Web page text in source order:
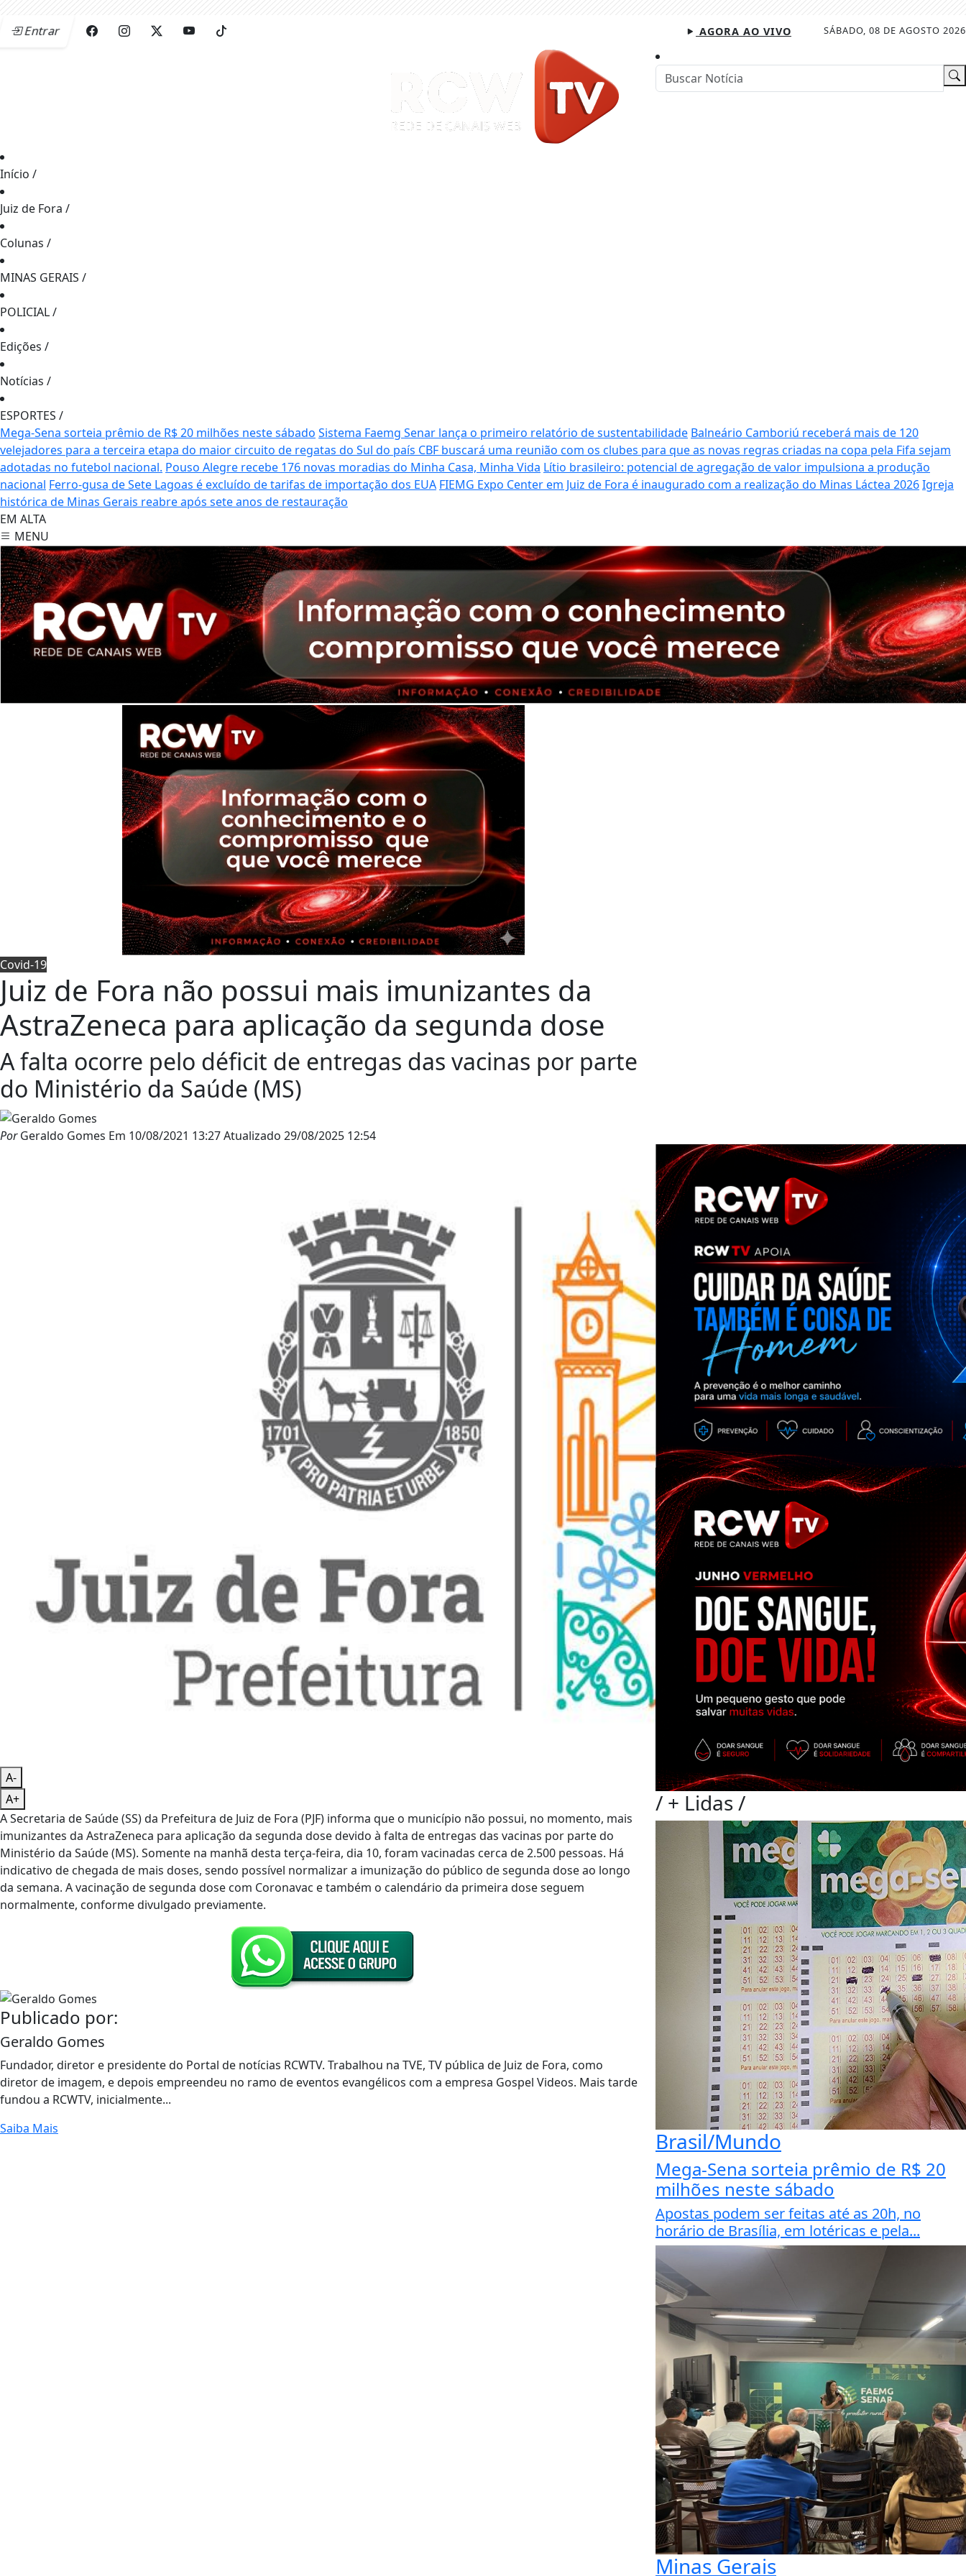
Entrar SÁBADO, 08 DE AGOSTO 2026
AGORA AO VIVO
Início /
Juiz de Fora /
Colunas /
MINAS GERAIS /
POLICIAL/
Edições /
Notícias /
ESPORTES /
Mega-Sena sorteia prêmio de R$ 20 milhões neste sábado Sistema Faemg Senar lança o primeiro relatório de sustentabilidade Balneário Camboriú receberá mais de 120
velejadores para a terceira etapa do maior circuito de regatas do Sul do país CBF buscará uma reunião com os clubes para que as novas regras criadas na copa pela Fifa sejam
adotadas no futebol nacional. Pouso Alegre recebe 176 novas moradias do Minha Casa, Minha Vida Lítio brasileiro: potencial de agregação de valor impulsiona a produção
nacional Ferro-gusa de Sete Lagoas é excluído de tarifas de importação dos EUA FIEMG Expo Center em Juiz de Fora é inaugurado com a realização do Minas Láctea 2026Igreja
histórica de Minas Gerais reabre após sete anos de restauração
EM ALTA
MENU
Covid-19
Juiz de Fora não possui mais imunizantes da
AstraZeneca para aplicação da segunda dose
A falta ocorre pelo déficit de entregas das vacinas por parte
do Ministério da Saúde (MS)
PorGeraldo Gomes Em 10/08/2021 13:27Atualizado 29/08/2025 12:54
A-
A+
A Secretaria de Saúde (SS) da Prefeitura de Juiz de Fora (PJF) informa que o município não possui, no momento, mais
imunizantes da AstraZeneca para aplicação da segunda dose devido à falta de entregas das vacinas por parte do
Ministério da Saúde (MS). Somente na manhã desta terça-feira, dia 10, foram vacinadas cerca de 2.500 pessoas. Há
indicativo de chegada de mais doses, sendo possível normalizar a imunização do público de segunda dose ao longo
da semana. A vacinação de segunda dose com Coronavac e também o calendário da primeira dose seguem
normalmente, conforme divulgado previamente.
Publicado por:
Geraldo Gomes
Fundador, diretor e presidente do Portal de notícias RCWTV. Trabalhou na TVE, TV pública de Juiz de Fora, como
diretor de imagem, e depois empreendeu no ramo de eventos evangélicos com a empresa Gospel Videos. Mais tarde
fundou a RCWTV, inicialmente...
Saiba Mais
/ + Lidas/
Brasil/Mundo
Mega-Sena sorteia prêmio de R$ 20
milhões neste sábado
Apostas podem ser feitas até as 20h, no
horário de Brasília, em lotéricas e pela...
Minas Gerais